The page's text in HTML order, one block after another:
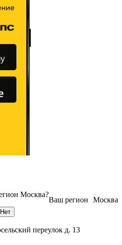
Москва
Ваш регион
Москва?
переулок д. 13